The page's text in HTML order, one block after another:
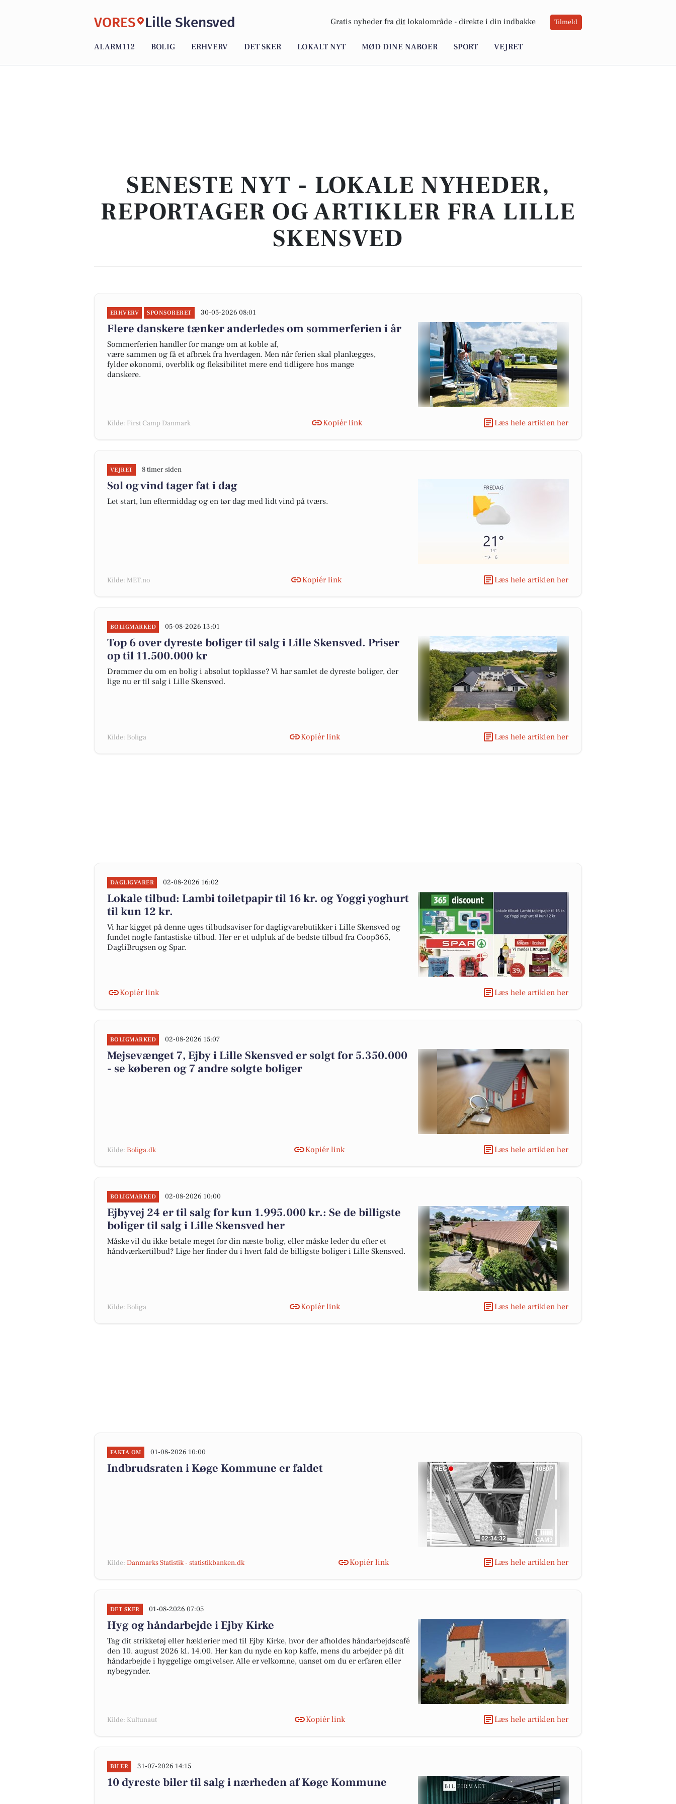
VORES Lille Skensved Gratis nyheder fra dit lokalområde - direkte i din indbakke Tilmeld
ALARM112 BOLIG ERHVERV DET SKER LOKALT NYT MØD DINE NABOER SPORT VEJRET
SENESTE NYT - LOKALE NYHEDER,
REPORTAGER OG ARTIKLER FRA LILLE
SKENSVED
ERHVERV SPONSORERET 30-05-2026 08:01
Flere danskere tænker anderledes om sommerferien i år
Sommerferien handler for mange om at koble af,
være sammen og få et afbræk fra hverdagen. Men når ferien skal planlægges,
fylder økonomi, overblik og fleksibilitet mere end tidligere hos mange
danskere.
Kilde: First Camp Danmark Kopiér link Læs hele artiklen her
VEJRET 8 timer siden
Sol og vind tager fat i dag
Let start, lun eftermiddag og en tør dag med lidt vind på tværs.
Kilde: MET.no Kopiér link Læs hele artiklen her
BOLIGMARKED 05-08-2026 13:01
Top 6 over dyreste boliger til salg i Lille Skensved. Priser
op til 11.500.000 kr
Drømmer du om en bolig i absolut topklasse? Vi har samlet de dyreste boliger, der
lige nu er til salg i Lille Skensved.
Kilde: Boliga Kopiér link Læs hele artiklen her
DAGLIGVARER 02-08-2026 16:02
Lokale tilbud: Lambi toiletpapir til 16 kr. og Yoggi yoghurt
til kun 12 kr.
Vi har kigget på denne uges tilbudsaviser for dagligvarebutikker i Lille Skensved og
fundet nogle fantastiske tilbud. Her er et udpluk af de bedste tilbud fra Coop365,
DagliBrugsen og Spar.
Kopiér link Læs hele artiklen her
BOLIGMARKED 02-08-2026 15:07
Mejsevænget 7, Ejby i Lille Skensved er solgt for 5.350.000
- se køberen og 7 andre solgte boliger
Kilde: Boliga.dk Kopiér link Læs hele artiklen her
BOLIGMARKED 02-08-2026 10:00
Ejbyvej 24 er til salg for kun 1.995.000 kr.: Se de billigste
boliger til salg i Lille Skensved her
Måske vil du ikke betale meget for din næste bolig, eller måske leder du efter et
håndværkertilbud? Lige her finder du i hvert fald de billigste boliger i Lille Skensved.
Kilde: Boliga Kopiér link Læs hele artiklen her
FAKTA OM 01-08-2026 10:00
Indbrudsraten i Køge Kommune er faldet
Kilde: Danmarks Statistik - statistikbanken.dk Kopiér link Læs hele artiklen her
DET SKER 01-08-2026 07:05
Hyg og håndarbejde i Ejby Kirke
Tag dit strikketøj eller hæklerier med til Ejby Kirke, hvor der afholdes håndarbejdscafé
den 10. august 2026 kl. 14.00. Her kan du nyde en kop kaffe, mens du arbejder på dit
håndarbejde i hyggelige omgivelser. Alle er velkomne, uanset om du er erfaren eller
nybegynder.
Kilde: Kultunaut Kopiér link Læs hele artiklen her
BILER 31-07-2026 14:15
10 dyreste biler til salg i nærheden af Køge Kommune